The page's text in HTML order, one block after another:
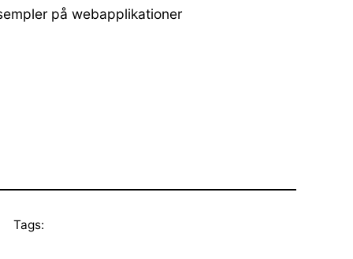
på webapplikationer
Tags: